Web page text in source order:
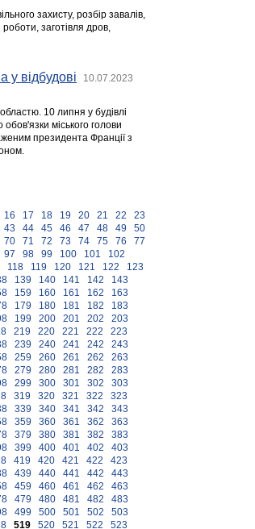
захисту, розбір завалів,
заготівля дров,
у відбудові
10.07.2023
10 липня у будівлі
обов'язки міського голови
президента Франції з
16 17 18 19 20 21 22
23
43 44 45 46 47 48 49
50
70 71 72 73 74 75 76
77
97 98 99 100 101
102
118 119 120 121 122
123
139 140 141 142
143
159 160 161 162
163
179 180 181 182
183
199 200 201 202
203
219 220 221 222
223
239 240 241 242
243
259 260 261 262
263
279 280 281 282
283
299 300 301 302
303
319 320 321 322
323
339 340 341 342
343
359 360 361 362
363
379 380 381 382
383
399 400 401 402
403
419 420 421 422
423
439 440 441 442
443
459 460 461 462
463
479 480 481 482
483
499 500 501 502
503
519 520 521 522
523